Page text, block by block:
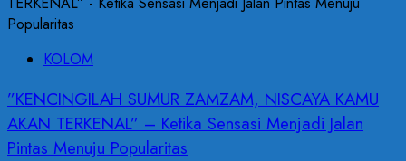
KOLOM
”KENCINGILAH SUMUR ZAMZAM, NISCAYA KAMU
AKAN TERKENAL” – Ketika Sensasi Menjadi Jalan
Pintas Menuju Popularitas